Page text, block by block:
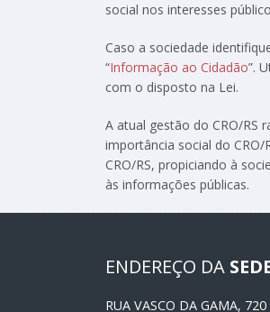
social nos interesses
Caso a sociedade
“Informação ao Cidadão”.
com o disposto na Lei.
A atual gestão do CRO/RS
importância social do
CRO/RS, propiciando à
às informações públicas.
ENDEREÇO DA
RUA VASCO DA GAMA, 720